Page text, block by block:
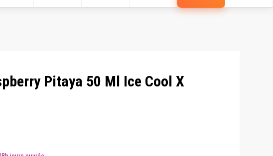
Pitaya 50 Ml Ice Cool X